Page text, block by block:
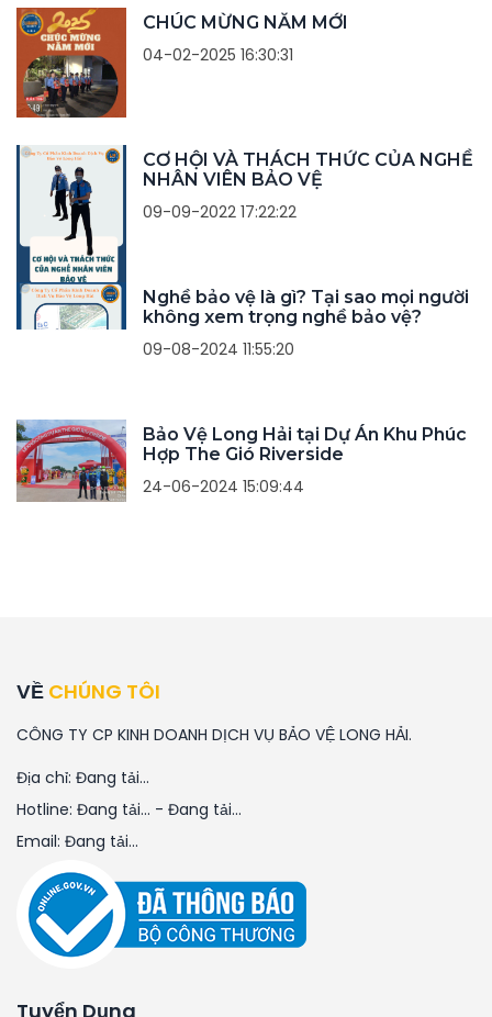
CHÚC MỪNG NĂM MỚI
04-02-2025 16:30:31
CƠ HỘI VÀ THÁCH THỨC CỦA NGHỀ
NHÂN VIÊN BẢO VỆ
09-09-2022 17:22:22
Nghề bảo vệ là gì? Tại sao mọi người
không xem trọng nghề bảo vệ?
09-08-2024 11:55:20
Bảo Vệ Long Hải tại Dự Án Khu Phúc
Hợp The Gió Riverside
24-06-2024 15:09:44
VỀ CHÚNG TÔI
CÔNG TY CP KINH DOANH DỊCH VỤ BẢO VỆ LONG HẢI.
Địa chỉ: Đang tải...
Hotline: Đang tải... - Đang tải...
Email: Đang tải...
Tuyển Dụng